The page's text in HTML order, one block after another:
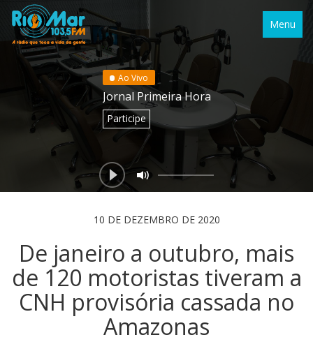
Menu
Ao Vivo
Jornal Primeira Hora
Participe
10 DE DEZEMBRO DE 2020
De janeiro a outubro, mais
de 120 motoristas tiveram a
CNH provisória cassada no
Amazonas